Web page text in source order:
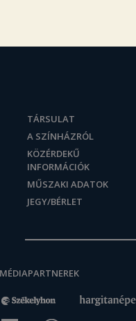
TÁRSULAT
A SZÍNHÁZRÓL
KÖZÉRDEKŰ
INFORMÁCIÓK
MŰSZAKI ADATOK
JEGY/BÉRLET
MÉDIAPARTNEREK